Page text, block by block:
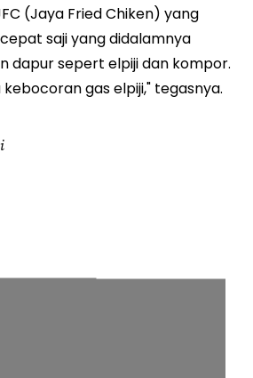
(Jaya Fried Chiken) yang
saji yang didalamnya
dapur sepert elpiji dan kompor.
gas elpiji," tegasnya.